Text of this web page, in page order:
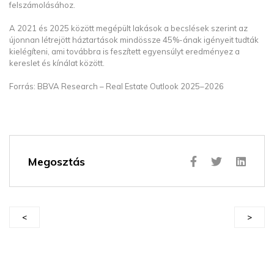
felszámolásához.
A 2021 és 2025 között megépült lakások a becslések szerint az
újonnan létrejött háztartások mindössze 45%-ának igényeit tudták
kielégíteni, ami továbbra is feszített egyensúlyt eredményez a
kereslet és kínálat között.
Forrás: BBVA Research – Real Estate Outlook 2025–2026
Megosztás
< >